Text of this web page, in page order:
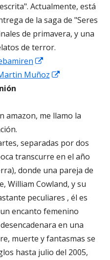
Actualmente, está
de la saga de "Seres
de primavera, y una
de terror.
en
nueva
Muñoz
ventana
amazon, me llamo la
separadas por dos
transcurre en el año
donde una pareja de
William Cowland, y su
peculiares , él es
encanto femenino
en una
muerte y fantasmas se
hasta julio del 2005,